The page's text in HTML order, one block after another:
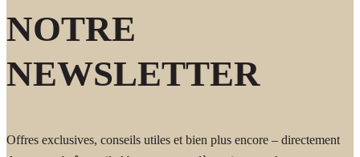
NOTRE
NEWSLETTER
Offres exclusives, conseils utiles et bien plus encore – directement